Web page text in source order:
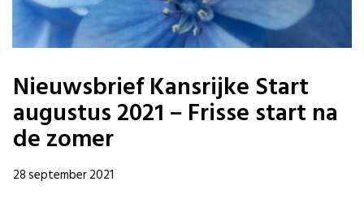
Nieuwsbrief Kansrijke Start
augustus 2021 – Frisse start na
de zomer
28 september 2021